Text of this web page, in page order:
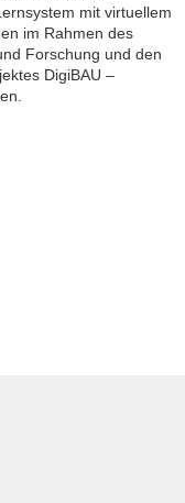
mit virtuellem
im Rahmen des
Forschung und den
DigiBAU –